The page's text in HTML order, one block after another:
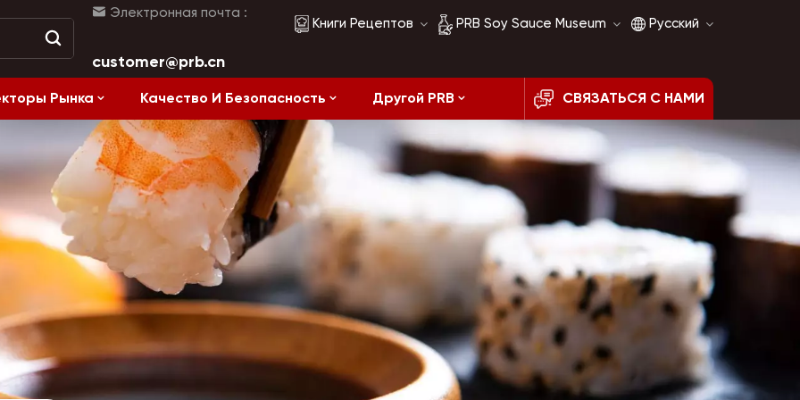
Электронная почта :
customer@prb.cn
Книги Рецептов
Рецепты
Здоровое питание
PRB Soy Sauce Museum
История соевого
соуса
Сравнение соевого
Русский
English
français
русский
español
العربية
Рынка Качество И Безопасность Другой PRB СВЯЗАТЬСЯ С НАМИ